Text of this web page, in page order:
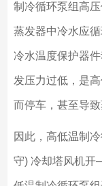
制冷循环泵组高
蒸发器中冷水应
冷水温度保护器
发压力过低，是
而停车，甚至导
因此，高低温制
守) 冷却塔风机